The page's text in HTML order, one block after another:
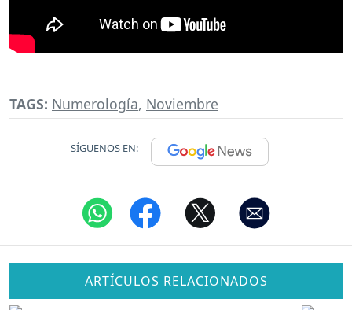
TAGS: Numerología, Noviembre
SÍGUENOS EN:
ARTÍCULOS RELACIONADOS